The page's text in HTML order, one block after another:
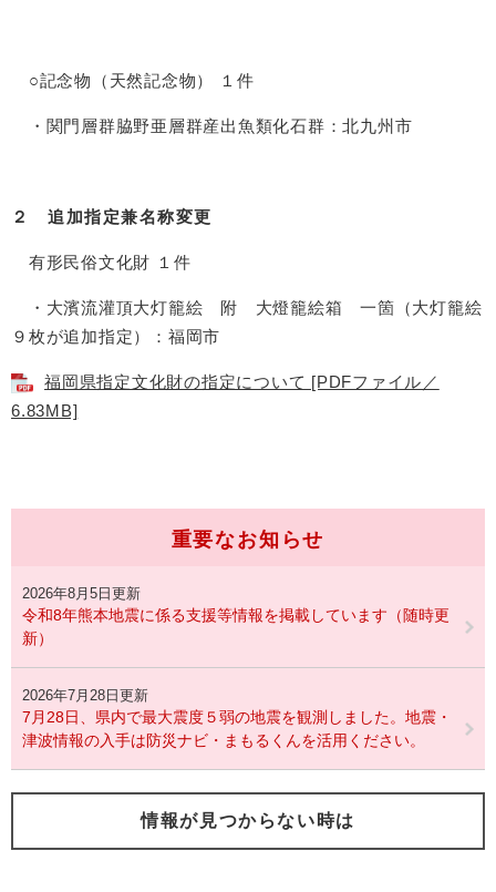
○記念物（天然記念物） １件
・関門層群脇野亜層群産出魚類化石群：北九州市
２ 追加指定兼名称変更
有形民俗文化財 １件
・大濱流灌頂大灯籠絵 附 大燈籠絵箱 一箇（大灯籠絵
９枚が追加指定）：福岡市
福岡県指定文化財の指定について [PDFファイル／
6.83MB]
重要なお知らせ
2026年8月5日更新
令和8年熊本地震に係る支援等情報を掲載しています（随時更
新）
2026年7月28日更新
7月28日、県内で最大震度５弱の地震を観測しました。地震・
津波情報の入手は防災ナビ・まもるくんを活用ください。
情報が見つからない時は